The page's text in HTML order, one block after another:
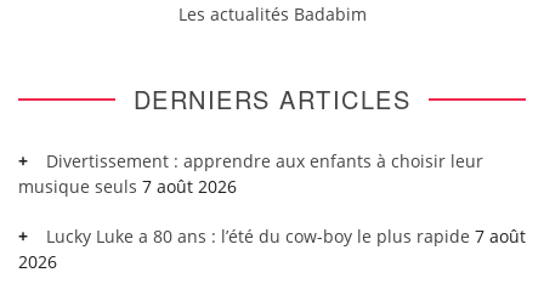
Les actualités Badabim
DERNIERS ARTICLES
Divertissement : apprendre aux enfants à choisir leur
musique seuls 7 août 2026
Lucky Luke a 80 ans : l’été du cow-boy le plus rapide 7 août
2026